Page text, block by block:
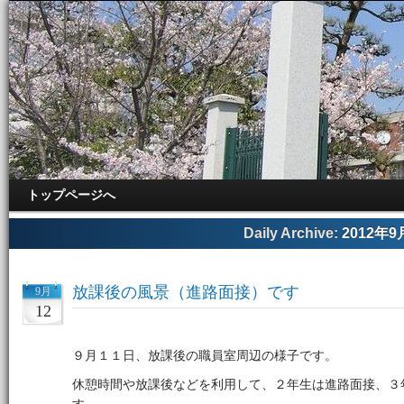
トップページへ
Daily Archive: 2012年9
9月
12
放課後の風景（進路面接）です
９月１１日、放課後の職員室周辺の様子です。
休憩時間や放課後などを利用して、２年生は進路面接、